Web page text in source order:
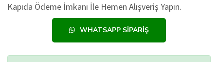
Kapıda Ödeme İmkanı İle Hemen Alışveriş Yapın.
WHATSAPP SIPARIŞ